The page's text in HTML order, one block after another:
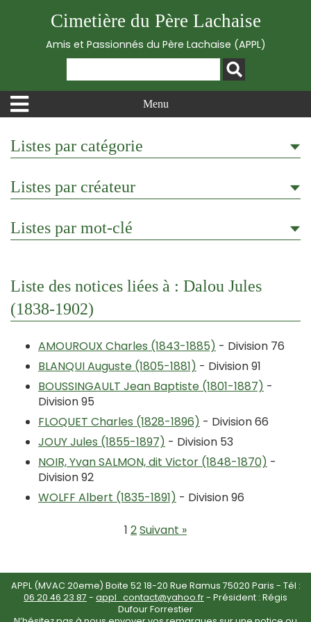
Cimetière du Père Lachaise
Amis et Passionnés du Père Lachaise (APPL)
Menu
Listes par catégorie
Listes par créateur
Listes par mot-clé
Liste des notices liées à : Dalou Jules
(1838-1902)
AMOUROUX Charles (1843-1885) - Division 76
BLANQUI Auguste (1805-1881) - Division 91
BOUSSINGAULT Jean Baptiste (1801-1887) -
Division 95
FLOQUET Charles (1828-1896) - Division 66
JOUY Jules (1855-1897) - Division 53
NOIR, Yvan SALMON, dit Victor (1848-1870) -
Division 92
WOLFF Albert (1835-1891) - Division 96
1 2Suivant »
APPL (MVAC 20eme) Boite 52 18-20 Rue Ramus 75020 Paris - Tél :
06 20 46 23 87 - appl_contact@yahoo.fr- Président : Régis
Dufour Forrestier